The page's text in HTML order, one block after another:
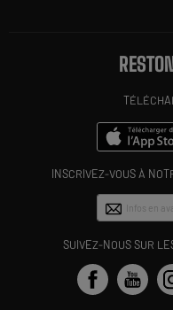
INSCRIVEZ-VOUS À
SUIVEZ-NOUS SUR